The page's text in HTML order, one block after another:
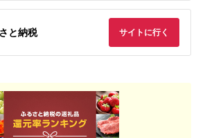
と納税 サイトに行く